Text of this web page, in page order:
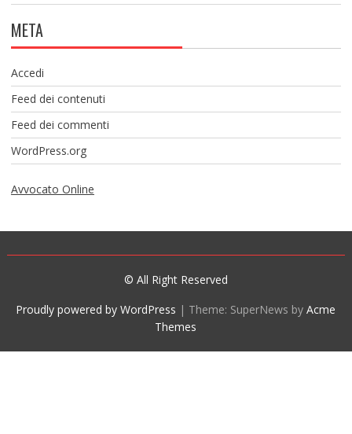
META
Accedi
Feed dei contenuti
Feed dei commenti
WordPress.org
Avvocato Online
© All Right Reserved
Proudly powered by WordPress | Theme: SuperNews byAcme
Themes